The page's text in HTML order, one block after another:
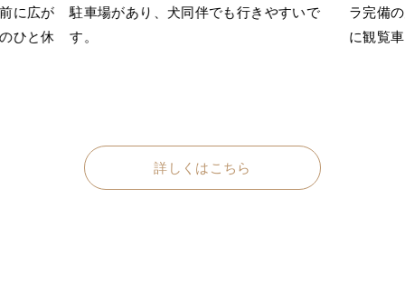
に広が
ひと休
駐車場があり、犬同伴でも行きやすいで
す。
ラ完備
に観覧
詳しくはこちら